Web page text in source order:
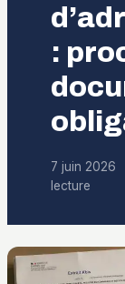
Finance
Marketing
:
7 juin 2026
lecture